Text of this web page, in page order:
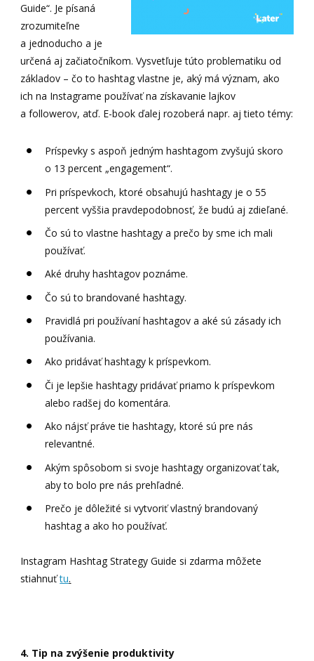
Guide“. Je písaná
zrozumiteľne
a jednoducho a je
určená aj začiatočníkom. Vysvetľuje túto problematiku od
základov – čo to hashtag vlastne je, aký má význam, ako
ich na Instagrame používať na získavanie lajkov
a followerov, atď. E-book ďalej rozoberá napr. aj tieto témy:
Príspevky s aspoň jedným hashtagom zvyšujú skoro
o 13 percent „engagement“.
Pri príspevkoch, ktoré obsahujú hashtagy je o 55
percent vyššia pravdepodobnosť, že budú aj zdieľané.
Čo sú to vlastne hashtagy a prečo by sme ich mali
používať.
Aké druhy hashtagov poznáme.
Čo sú to brandované hashtagy.
Pravidlá pri používaní hashtagov a aké sú zásady ich
používania.
Ako pridávať hashtagy k príspevkom.
Či je lepšie hashtagy pridávať priamo k príspevkom
alebo radšej do komentára.
Ako nájsť práve tie hashtagy, ktoré sú pre nás
relevantné.
Akým spôsobom si svoje hashtagy organizovať tak,
aby to bolo pre nás prehľadné.
Prečo je dôležité si vytvoriť vlastný brandovaný
hashtag a ako ho používať.
Instagram Hashtag Strategy Guide si zdarma môžete
stiahnuťtu.
4. Tip na zvýšenie produktivity